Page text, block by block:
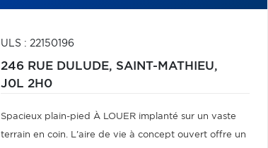
ULS : 22150196
246 RUE DULUDE, SAINT-MATHIEU,
J0L 2H0
Spacieux plain-pied À LOUER implanté sur un vaste
terrain en coin. L'aire de vie à concept ouvert offre un